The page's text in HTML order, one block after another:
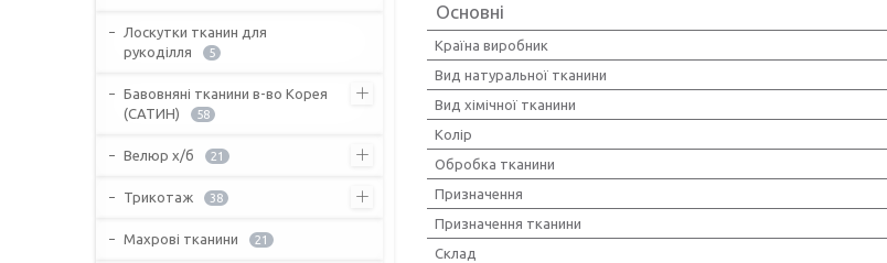
Основні
Країна виробник
Вид натуральної тканини
Вид хімічної тканини
Колір
Обробка тканини
Призначення
Призначення тканини
Склад
Лоскутки тканин для
рукоділля
5
Бавовняні тканини в-во Корея
(САТИН)
58
Велюр х/б 21
Трикотаж 38
Махрові тканини 21